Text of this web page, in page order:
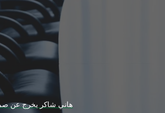
هاني شاكر يخرج عن